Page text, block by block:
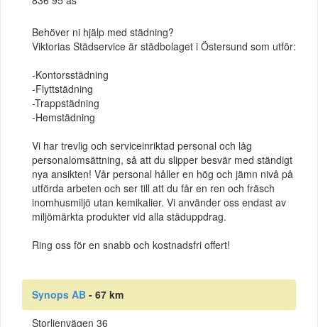
Behöver ni hjälp med städning?
Viktorias Städservice är städbolaget i Östersund som utför:
-Kontorsstädning
-Flyttstädning
-Trappstädning
-Hemstädning
Vi har trevlig och serviceinriktad personal och låg
personalomsättning, så att du slipper besvär med ständigt
nya ansikten! Vår personal håller en hög och jämn nivå på
utförda arbeten och ser till att du får en ren och fräsch
inomhusmiljö utan kemikalier. Vi använder oss endast av
miljömärkta produkter vid alla städuppdrag.
Ring oss för en snabb och kostnadsfri offert!
Synops AB - 67 km
Storlienvägen 36